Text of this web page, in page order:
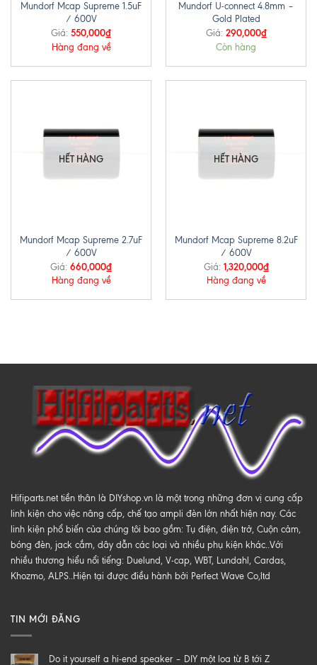
Mundorf Mcap Supreme 1.5uF
/ 600V
Giá: 550,000₫
Hàng đang về
Mundorf U-connect 4.8mm –
Gold Plated
Giá: 290,000₫
Còn hàng
HẾT HÀNG
Mundorf Mcap Supreme 2.7uF
/ 600V
Giá: 660,000₫
Hàng đang về
HẾT HÀNG
Mundorf Mcap Supreme 8.2uF
/ 600V
Giá: 1,320,000₫
Hàng đang về
Hifiparts.net tiền thân là DIYshop.vn là một trong những đơn vị cung cấp
linh kiện cho việc nâng cấp, chế tạo ampli đèn lớn nhất hiện nay. Các
linh kiện phổ biến của chúng tôi bao gồm: Tụ điện, điện trở, Cuộn cảm,
bóng đèn, jack cắm, dây dẫn các loại và nhiều phụ kiện khác..Với
nhiều thương hiểu nổi tiếng: Duelund, V-cap, WBT, Lundahl, Cardas,
Khozmo, ALPS..Hiện tại được điều hành bởi Perfect Wave Co,ltd
TIN MỚI ĐĂNG
Do it yourself a hi-end speaker – DIY một loa từ B tới Z